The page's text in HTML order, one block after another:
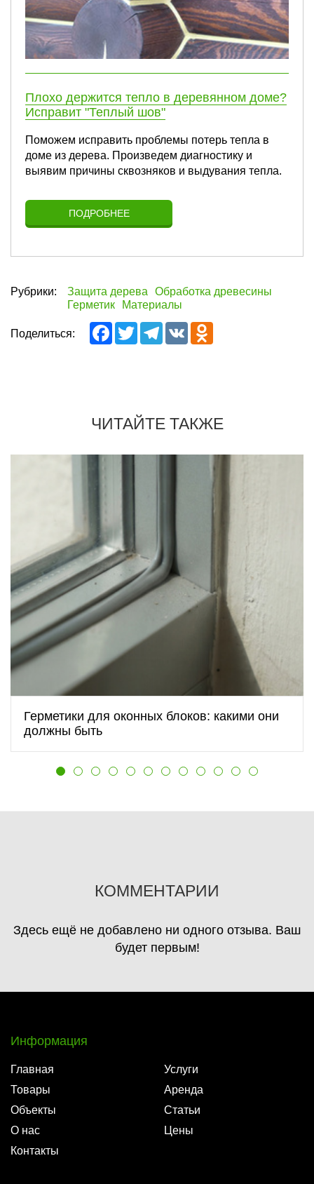
Плохо держится тепло в деревянном доме?
Исправит "Теплый шов"
Поможем исправить проблемы потерь тепла в
доме из дерева. Произведем диагностику и
выявим причины сквозняков и выдувания тепла.
ПОДРОБНЕЕ
Рубрики: Защита дерева
Обработка древесины
Герметик
Материалы
Поделиться: Facebook
TwitterTelegram
VK
ЧИТАЙТЕ ТАКЖЕ
Герметики для оконных блоков: какими они
должны быть
КОММЕНТАРИИ
Здесь ещё не добавлено ни одного отзыва. Ваш
будет первым!
Информация
Главная
Услуги
Товары
Аренда
Объекты
Статьи
О нас
Цены
Контакты